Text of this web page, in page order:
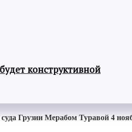
конструктивной
Грузии Мерабом Туравой 4